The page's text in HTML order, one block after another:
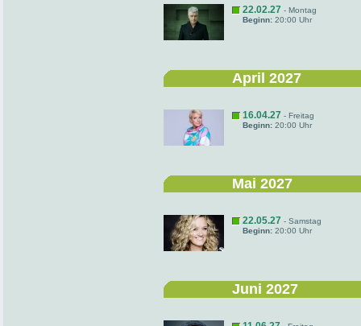
22.02.27 - Montag
Beginn: 20:00 Uhr
April 2027
16.04.27 - Freitag
Beginn: 20:00 Uhr
Mai 2027
22.05.27 - Samstag
Beginn: 20:00 Uhr
Juni 2027